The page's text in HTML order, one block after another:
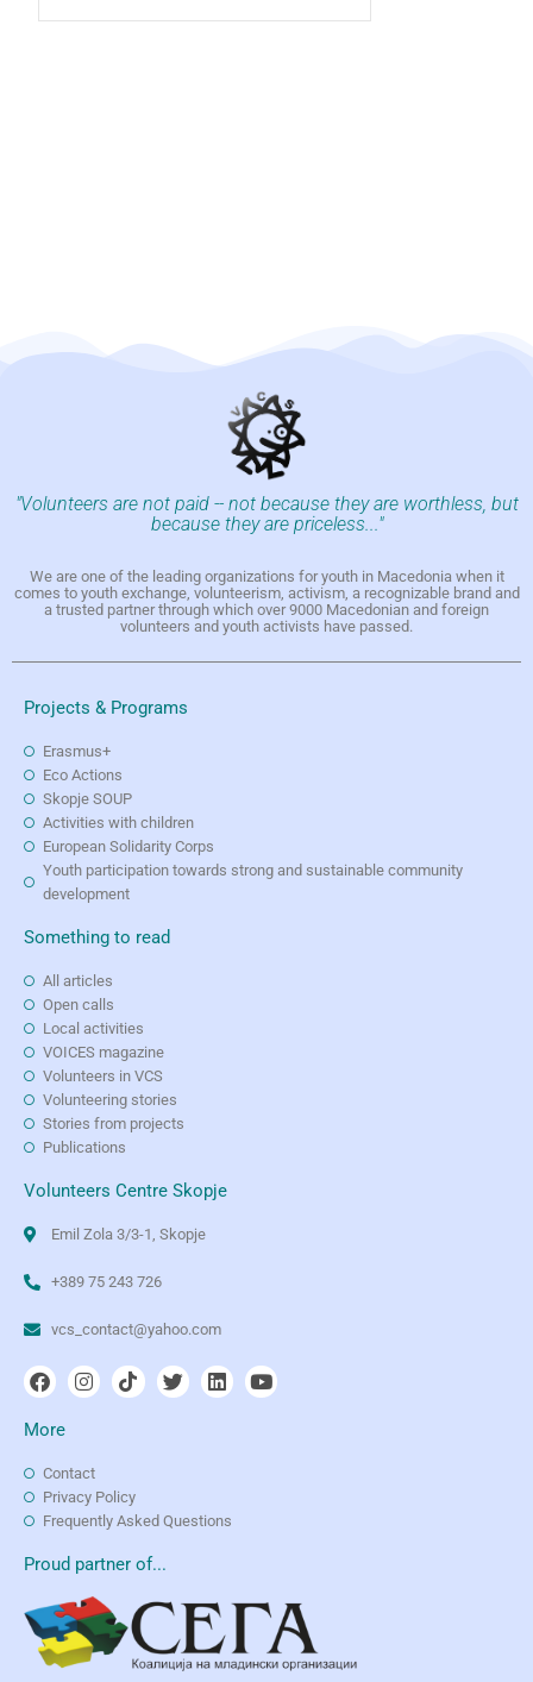
"Volunteers are not paid -- not because they are worthless, but
because they are priceless..."
We are one of the leading organizations for youth in Macedonia when it
comes to youth exchange, volunteerism, activism, a recognizable brand and
a trusted partner through which over 9000 Macedonian and foreign
volunteers and youth activists have passed.
Projects & Programs
Erasmus+
Eco Actions
Skopje SOUP
Activities with children
European Solidarity Corps
Youth participation towards strong and sustainable community
development
Something to read
All articles
Open calls
Local activities
VOICES magazine
Volunteers in VCS
Volunteering stories
Stories from projects
Publications
Volunteers Centre Skopje
Emil Zola 3/3-1, Skopje
+389 75 243 726
vcs_contact@yahoo.com
More
Contact
Privacy Policy
Frequently Asked Questions
Proud partner of...